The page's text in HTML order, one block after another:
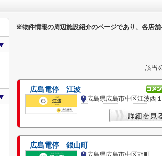
※物件情報の周辺施設紹介のページであり、各店舗
該当
広島電停 江波
広島県広島市中区江波西
広島電停 銀山町
広島県広島市中区胡町